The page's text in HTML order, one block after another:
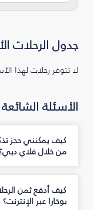
جدول الرحلات
لا تتوفر رحلات لهذا
الأسئلة الشائعة
كيف يمكنني حجز
من خلال فلاي
كيف أدفع ثمن
بوخارا عبر الإنترنت؟